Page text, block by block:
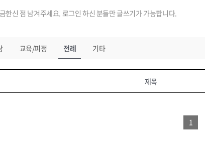
한신 점 남겨주세요. 로그인 하신 분들만 글쓰기가 가능합니다.
교육/피정 전례 기타
제목
1